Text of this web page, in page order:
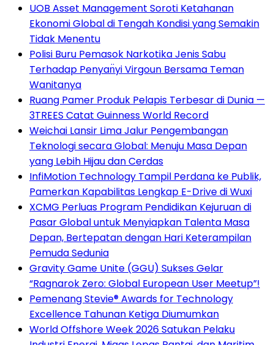
UOB Asset Management Soroti Ketahanan
Ekonomi Global di Tengah Kondisi yang Semakin
Tidak Menentu
Polisi Buru Pemasok Narkotika Jenis Sabu
Terhadap Penyan̈yi Virgoun Bersama Teman
Wanitanya
Ruang Pamer Produk Pelapis Terbesar di Dunia —
3TREES Catat Guinness World Record
Weichai Lansir Lima Jalur Pengembangan
Teknologi secara Global: Menuju Masa Depan
yang Lebih Hijau dan Cerdas
InfiMotion Technology Tampil Perdana ke Publik,
Pamerkan Kapabilitas Lengkap E-Drive di Wuxi
XCMG Perluas Program Pendidikan Kejuruan di
Pasar Global untuk Menyiapkan Talenta Masa
Depan, Bertepatan dengan Hari Keterampilan
Pemuda Sedunia
Gravity Game Unite (GGU) Sukses Gelar
“Ragnarok Zero: Global European User Meetup”!
Pemenang Stevie® Awards for Technology
Excellence Tahunan Ketiga Diumumkan
World Offshore Week 2026 Satukan Pelaku